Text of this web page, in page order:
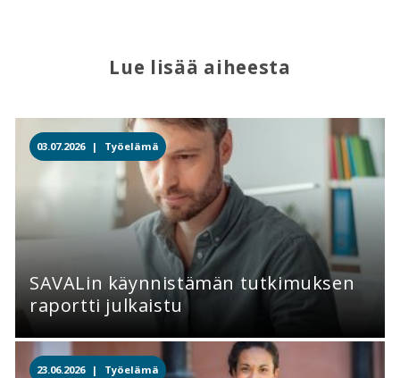
Lue lisää aiheesta
03.07.2026 | Työelämä
SAVALin käynnistämän tutkimuksen
raportti julkaistu
23.06.2026 | Työelämä